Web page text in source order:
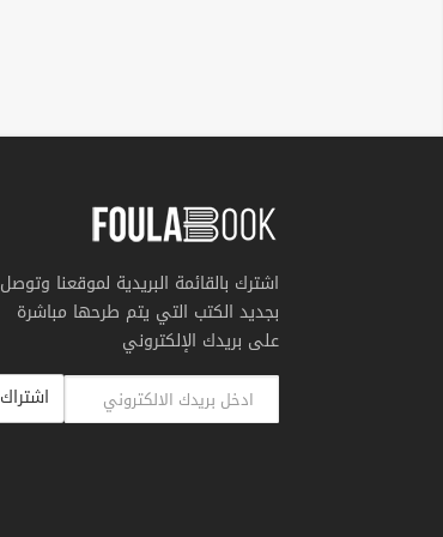
اشترك بالقائمة البريدية لموقعنا وتوصل
بجديد الكتب التي يتم طرحها مباشرة
على بريدك الإلكتروني
اشتراك